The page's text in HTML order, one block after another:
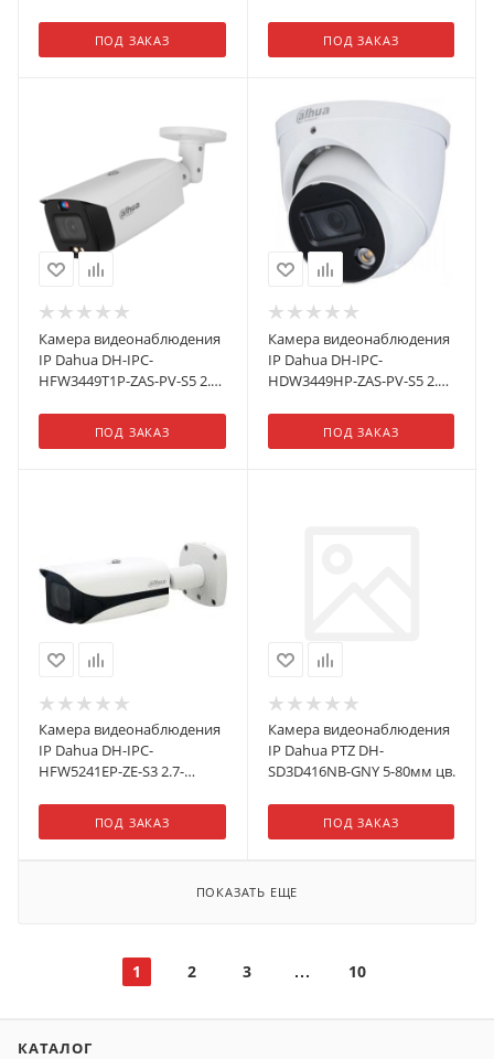
ПОД ЗАКАЗ ПОД ЗАКАЗ
Камера видеонаблюдения
IP Dahua DH-IPC-
HFW3449T1P-ZAS-PV-S5 2.7-
ПОД ЗАКАЗ
Камера видеонаблюдения
IP Dahua DH-IPC-
HDW3449HP-ZAS-PV-S5 2.7-
ПОД ЗАКАЗ
Камера видеонаблюдения
IP Dahua DH-IPC-
HFW5241EP-ZE-S3 2.7-
ПОД ЗАКАЗ
Камера видеонаблюдения
IP Dahua PTZ DH-
SD3D416NB-GNY 5-80мм цв.
ПОД ЗАКАЗ
ПОКАЗАТЬ ЕЩЕ
1 2 3 10
КАТАЛОГ